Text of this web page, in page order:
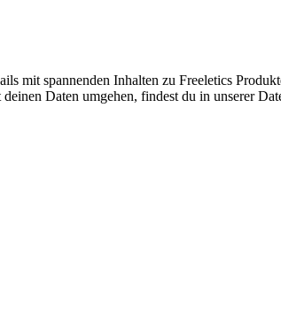
mit spannenden Inhalten zu Freeletics
Daten umgehen, findest du in unserer